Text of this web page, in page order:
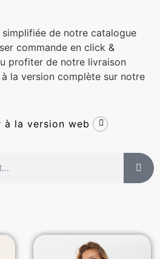
de notre catalogue
commande en click &
profiter de notre livraison
la version complète sur notre
à la version web